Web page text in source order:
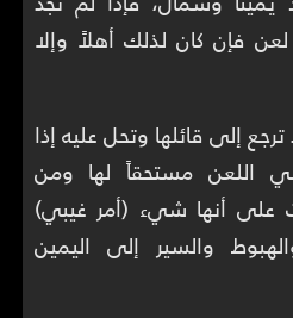
فإن كان لذلك أهلاً وإلا
إلى قائلها وتحل عليه إذا
اللعن مستحقاً لها ومن
على أنها شيء (أمر غيبي)
والسير إلى اليمين